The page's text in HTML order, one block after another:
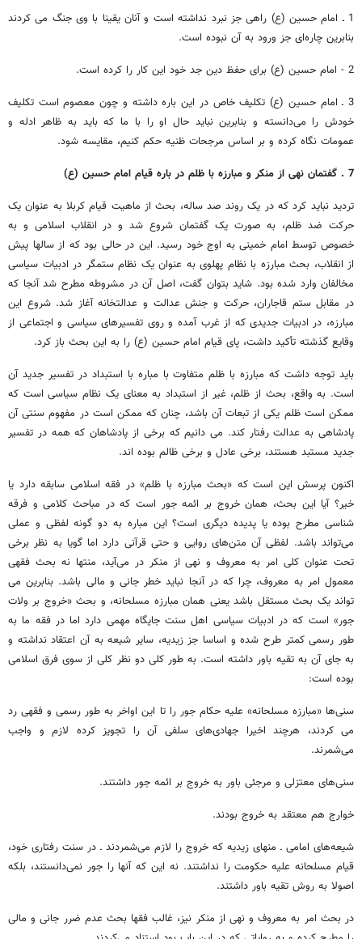
1 ـ امام حسین (ع) راهی جز نبرد نداشته است و آنان یقینا با وی جنگ می کردند
بنابرین چاره‌ای جز ورود به آن نبوده است.
2 - امام حسین (ع) برای حفظ دین جد خود این کار را کرده است.
3 ـ امام حسین (ع) تکلیف خاص در این باره داشته و چون معصوم است تکلیف
خودش را می‌دانسته و بنابرین نباید حال او را با ما که باید به ظاهر ادله و
عمومات نگاه کرده و بر اساس مرجحات ظنیه حکم کنیم، مقایسه شود.
7 . گفتمان نهی از منکر و مبارزه با ظلم در باره قیام امام حسین (ع)
تردید نباید کرد که در یک روند صد ساله، بحث از ماهیت قیام کربلا به عنوان یک
حرکت ضد ظلم، به صورت یک گفتمان شروع شد و در انقلاب اسلامی و به
خصوص توسط امام خمینی به اوج خود رسید. این در حالی بود که از سالها پیش
از انقلاب، بحث مبارزه با نظام پهلوی به عنوان یک نظام ستمگر در ادبیات سیاسی
مخالفان وارد شده بود. شاید بتوان گفت، اصل آن در مشروطه مطرح شد آنجا که
در مقابل ستم قاجاران، حرکت و جنش عدالت و عدالتخانه آغاز شد. شروع این
مبارزه، در ادبیات جدیدی که از غرب آمده و روی تفسیرهای سیاسی و اجتماعی از
وقایع گذشته تأکید داشت، پای قیام امام حسین (ع) را به این بحث باز کرد.
باید توجه داشت که مبارزه با ظلم متفاوت با مباره با استبداد در تفسیر جدید آن
است. به واقع، بحث از ظلم، غیر از استبداد به معنای یک نظام سیاسی است که
ممکن است ظلم یکی از تبعات آن باشد، چنان که ممکن است در مفهوم سنتی آن
پادشاهی به عدالت رفتار کند. می دانیم که برخی از پادشاهان که همه در تفسیر
جدید مستبد هستند، برخی عادل و برخی ظالم بوده اند.
اکنون پرسش این است که «بحث مبارزه با ظلم» در فقه اسلامی سابقه دارد یا
خیر؟ آیا این بحث، همان خروج بر ائمه جور است که در مباحث کلامی و فرقه
شناسی مطرح بوده یا پدیده دیگری است؟ این مباره به دو گونه لفظی و عملی
می‌تواند باشد. لفظی آن متن‌های روایی و حتی قرآنی دارد اما گویا به نظر برخی
تحت عنوان کلی امر به معروف و نهی از منکر در می‌آید، منتها نه بحث فقهی
معمول امر به معروف، چرا که در آنجا نباید خطر جانی و مالی باشد. بنابرین می
تواند یک بحث مستقل باشد یعنی همان مبارزه مسلحانه، و بحث «خروج بر ولات
جور»‌ است که در ادبیات سیاسی اهل سنت جایگاه مهمی دارد اما در فقه ما به
طور رسمی کمتر طرح شده و اساسا جز زیدیه، سایر شیعه به آن اعتقاد نداشته و
به جای آن به تقیه باور داشته است. به طور کلی دو نظر کلی از سوی فرق اسلامی
بوده است:
سنی‌ها «مبارزه مسلحانه» علیه حکام جور را تا این اواخر به طور رسمی و فقهی رد
می کردند، هرچند اخیرا جهادی‌های سلفی آن را تجویز کرده لازم و واجب
می‌شمرند.
سنی‌های معتزلی و مرجئی باور به خروج بر ائمه جور داشتند.
خوارج هم معتقد به خروج بودند.
شیعه‌های امامی ـ منهای زیدیه که خروج را لازم می‌شمردند ـ در سنت رفتاری خود،
قیام مسلحانه علیه حکومت را نداشتند. نه این که آنها را جور نمی‌دانستند، بلکه
اصولا به روش تقیه باور داشتند.
در بحث امر به معروف و نهی از منکر نیز، غالب فقها بحث عدم ضرر جانی و مالی